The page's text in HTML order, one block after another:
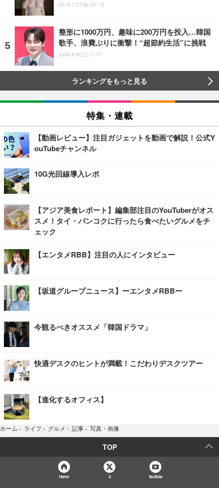
2018.7.27(金) 21:13
整形に1000万円、趣味に200万円を投入…韓国
歌手、浪費ぶりに衝撃！“超節約生活”に挑戦
2026.8.8(土) 11:17
ランキングをもっと見る
特集・連載
【動画レビュー】注目ガジェットを動画で解説！公式Y
ouTubeチャンネル
10G光回線導入レポ
【アジア美食レポート】編集部注目のYouTuberがオス
スメ！タイ・バンコクに行ったら食べたいグルメをチ
ェック
【エンタメRBB】注目の人にインタビュー
【坂道グループニュース】ーエンタメRBBー
今観るべきオススメ「韓国ドラマ」
快適デスクのヒントが満載！こだわりデスクツアー
【進化するオフィス】
ホーム › ライフ › グルメ › 記事 › 写真・画像
TOP
Home X YouTube